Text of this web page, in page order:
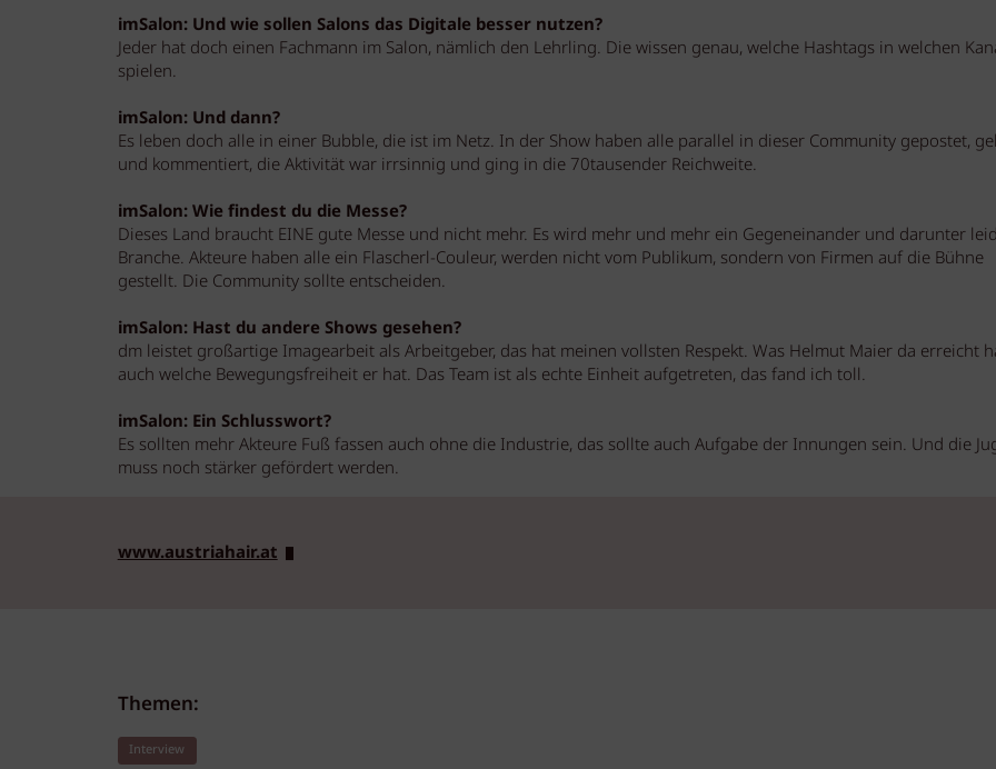
imSalon: Und wie sollen Salons das Digitale besser nutzen?
Jeder hat doch einen Fachmann im Salon, nämlich den Lehrling. Die wissen genau, welche Hashtags in welchen
spielen.
imSalon: Und dann?
Es leben doch alle in einer Bubble, die ist im Netz. In der Show haben alle parallel in dieser Community gepostet,
und kommentiert, die Aktivität war irrsinnig und ging in die 70tausender Reichweite.
imSalon: Wie findest du die Messe?
Dieses Land braucht EINE gute Messe und nicht mehr. Es wird mehr und mehr ein Gegeneinander und darunter
Branche. Akteure haben alle ein Flascherl-Couleur, werden nicht vom Publikum, sondern von Firmen auf die Bühne
gestellt. Die Community sollte entscheiden.
imSalon: Hast du andere Shows gesehen?
dm leistet großartige Imagearbeit als Arbeitgeber, das hat meinen vollsten Respekt. Was Helmut Maier da erreicht
auch welche Bewegungsfreiheit er hat. Das Team ist als echte Einheit aufgetreten, das fand ich toll.
imSalon: Ein Schlusswort?
Es sollten mehr Akteure Fuß fassen auch ohne die Industrie, das sollte auch Aufgabe der Innungen sein. Und die
muss noch stärker gefördert werden.
www.austriahair.at
Themen:
Interview